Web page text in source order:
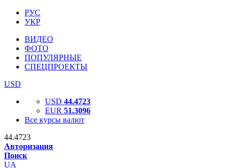
РУС
УКР
ВИДЕО
ФОТО
ПОПУЛЯРНЫЕ
СПЕЦПРОЕКТЫ
USD
USD 44.4723
EUR 51.3096
Все курсы валют
44.4723
Авторизация
Поиск
UA